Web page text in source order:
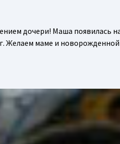
дочери! Маша появилась
Желаем маме и новорожденной